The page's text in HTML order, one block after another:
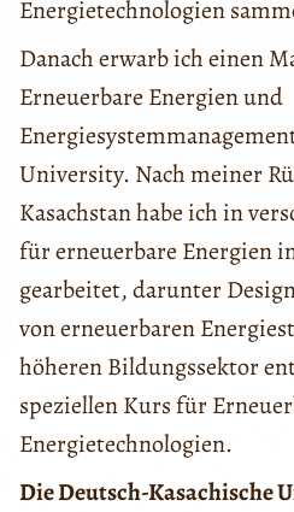
Energietechnologien
Danach erwarb ich einen
Erneuerbare Energien und
University. Nach meiner
Kasachstan habe ich in
für erneuerbare Energien
gearbeitet, darunter
von erneuerbaren
höheren Bildungssektor
speziellen Kurs für
Energietechnologien.
Die Deutsch-Kasachische